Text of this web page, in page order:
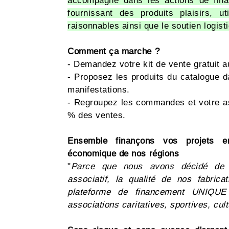
fournissant des produits plaisirs,
raisonnables ainsi que le soutien
Comment ça marche ?
- Demandez votre kit de vente gratuit
- Proposez les produits du catalogue
manifestations.
- Regroupez les commandes et votre
% des ventes.
Ensemble finançons vos projets
économique de nos régions
"Parce que nous avons décidé
associatif, la qualité de nos
plateforme de financement
associations caritatives, sportives,